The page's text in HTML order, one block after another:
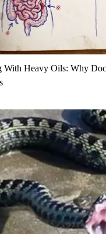
With Heavy Oils: Why